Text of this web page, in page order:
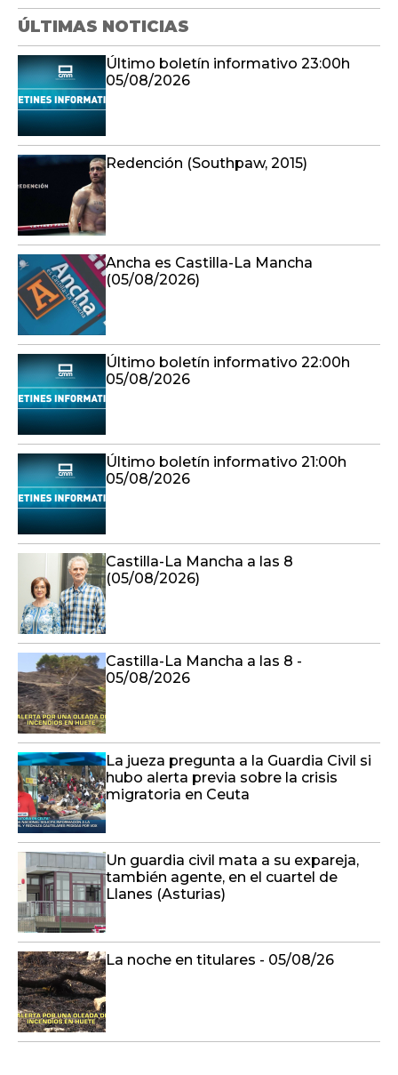
ÚLTIMAS NOTICIAS
Último boletín informativo 23:00h
05/08/2026
Redención (Southpaw, 2015)
Ancha es Castilla-La Mancha
(05/08/2026)
Último boletín informativo 22:00h
05/08/2026
Último boletín informativo 21:00h
05/08/2026
Castilla-La Mancha a las 8
(05/08/2026)
Castilla-La Mancha a las 8 -
05/08/2026
La jueza pregunta a la Guardia Civil si
hubo alerta previa sobre la crisis
migratoria en Ceuta
Un guardia civil mata a su expareja,
también agente, en el cuartel de
Llanes (Asturias)
La noche en titulares - 05/08/26